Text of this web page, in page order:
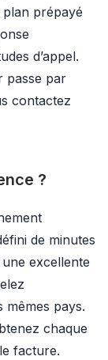
prépayé
d’appel.
passe par
contactez
?
de minutes
excellente
mêmes pays.
chaque
facture.